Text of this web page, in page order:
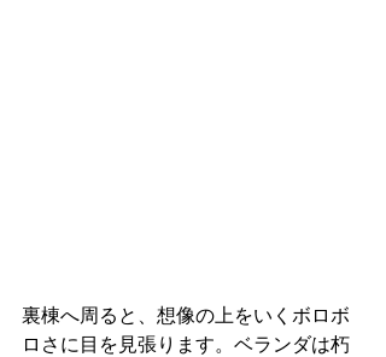
裏棟へ周ると、想像の上をいくボロボ
ロさに目を見張ります。ベランダは朽